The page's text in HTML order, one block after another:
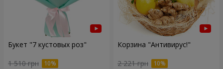
Букет "7 кустовых роз"
1 510 грн
Корзина "Антивирус!"
2 221 грн